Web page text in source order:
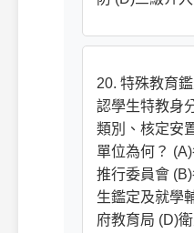
20. 特殊教育
認學生特教身
類別、核定安
單位為何？
推行委員會
生鑑定及就學
府教育局 (D)